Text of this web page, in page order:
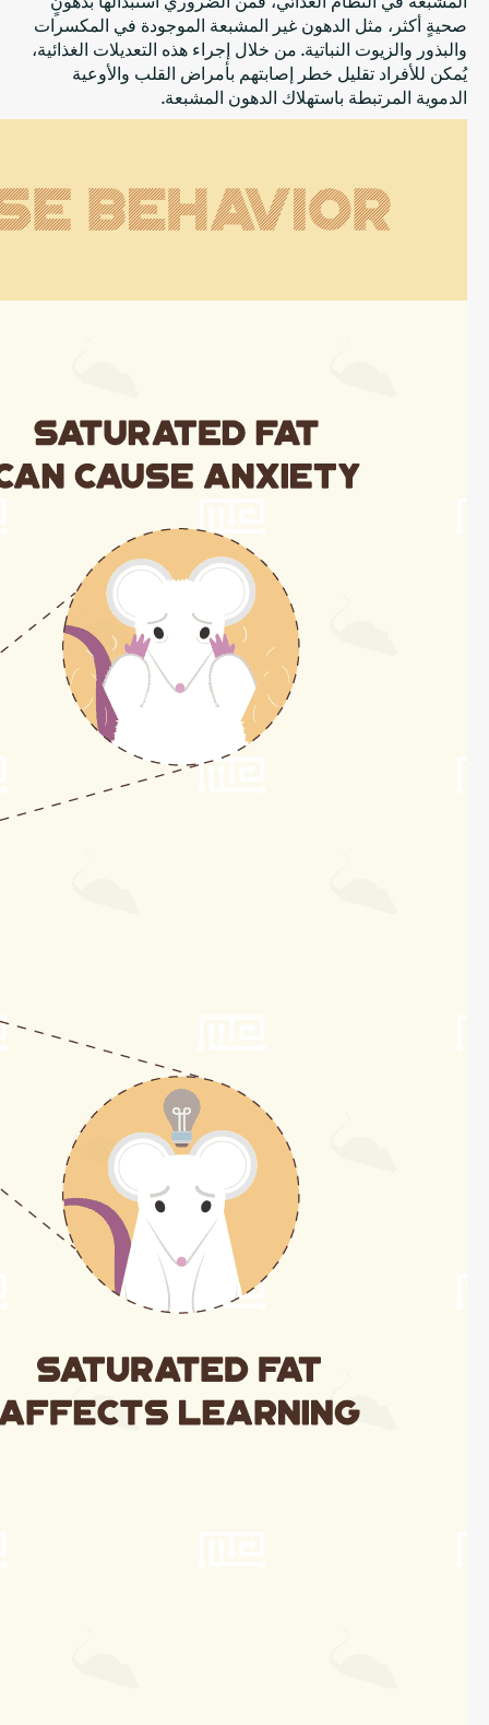
صحيةٍ أكثر، مثل الدهون غير المشبعة الموجودة في المكسرات
والبذور والزيوت النباتية. من خلال إجراء هذه التعديلات الغذائية،
يُمكن للأفراد تقليل خطر إصابتهم بأمراض القلب والأوعية
الدموية المرتبطة باستهلاك الدهون المشبعة.